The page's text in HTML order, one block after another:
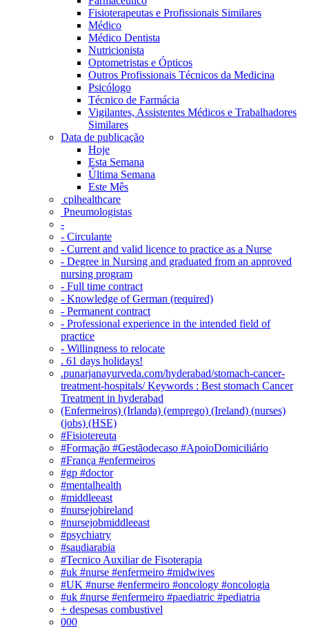
Fisioterapeutas e Profissionais Similares
Médico
Médico Dentista
Nutricionista
Optometristas e Ópticos
Outros Profissionais Técnicos da Medicina
Psicólogo
Técnico de Farmácia
Vigilantes, Assistentes Médicos e Trabalhadores
Similares
Data de publicação
Hoje
Esta Semana
Última Semana
Este Mês
‎ cplhealthcare‬
Pneumologistas
-
- Circulante
- Current and valid licence to practice as a Nurse
- Degree in Nursing and graduated from an approved
nursing program
- Full time contract
- Knowledge of German (required)
- Permanent contract
- Professional experience in the intended field of
practice
- Willingness to relocate
. 61 days holidays!
.punarjanayurveda.com/hyderabad/stomach-cancer-
treatment-hospitals/ Keywords : Best stomach Cancer
Treatment in hyderabad
(Enfermeiros) (Irlanda) (emprego) (Ireland) (nurses)
(jobs) (HSE)
#Fisiotereuta
#Formação #Gestãodecaso #ApoioDomiciliário
#França #enfermeiros
#gp #doctor
#mentalhealth
#middleeast
#nursejobireland
#nursejobmiddleeast
#psychiatry
#saudiarabia
#Tecnico Auxiliar de Fisoterapia
#uk #nurse #enfermeiro #midwives
#UK #nurse #enfermeiro #oncology #oncologia
#uk #nurse #enfermeiro #paediatric #pediatria
+ despesas combustivel
000